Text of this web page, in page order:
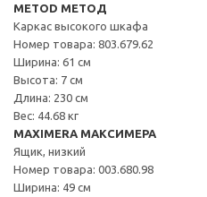
METOD МЕТОД
Каркас высокого шкафа
Номер товара: 803.679.62
Ширина: 61 см
Высота: 7 см
Длина: 230 см
Вес: 44.68 кг
MAXIMERA МАКСИМЕРА
Ящик, низкий
Номер товара: 003.680.98
Ширина: 49 см